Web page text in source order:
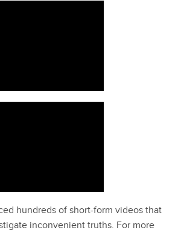
hundreds of short-form videos that
inconvenient truths. For more